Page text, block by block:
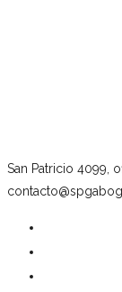
San Patricio 4099,